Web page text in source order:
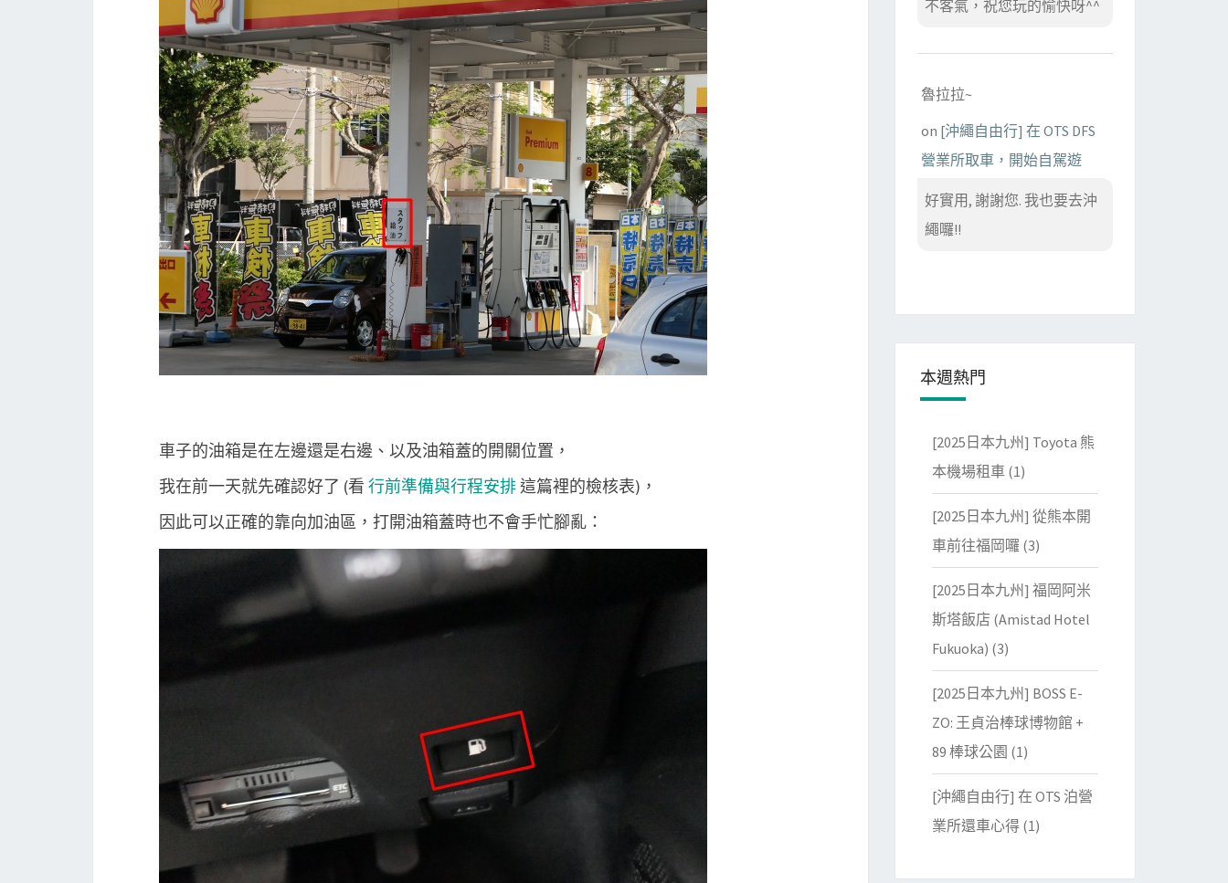
車子的油箱是在左邊還是右邊、以及油箱蓋的開關位置，
我在前一天就先確認好了 (看 行前準備與行程安排這篇裡的檢核表)，
因此可以正確的靠向加油區，打開油箱蓋時也不會手忙腳亂：
不客氣，祝您玩的愉快呀^^
魯拉拉~
on [沖繩自由行] 在 OTS DFS
營業所取車，開始自駕遊
好實用, 謝謝您. 我也要去沖
繩囉!!
本週熱門
[2025日本九州] Toyota 熊
本機場租車 (1)
[2025日本九州] 從熊本開
車前往福岡囉 (3)
[2025日本九州] 福岡阿米
斯塔飯店 (Amistad Hotel
Fukuoka) (3)
[2025日本九州] BOSS E-
ZO: 王貞治棒球博物館 +
89 棒球公園 (1)
[沖繩自由行] 在 OTS 泊營
業所還車心得 (1)